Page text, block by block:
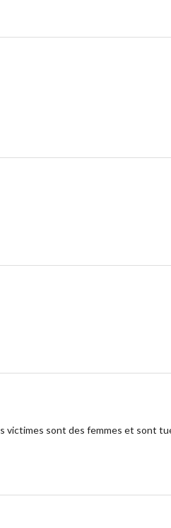
victimes sont des femmes et sont